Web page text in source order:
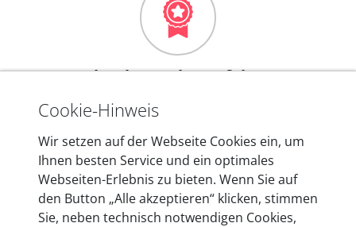
Mehr als 10 Jahre Erfahrung
In den Kfz-Diagnosegeräten von autoaid stecken
entwickeln wir unsere Produkte am Standort in
Berlin laufend weiter. Auf diese Qualität vertrauen
heute mehr als 60.000 Privatkunden und
Unternehmen.
Cookie-Hinweis
Wir setzen auf der Webseite Cookies ein, um
Ihnen besten Service und ein optimales
Webseiten-Erlebnis zu bieten. Wenn Sie auf
den Button „Alle akzeptieren“ klicken, stimmen
Sie, neben technisch notwendigen Cookies,